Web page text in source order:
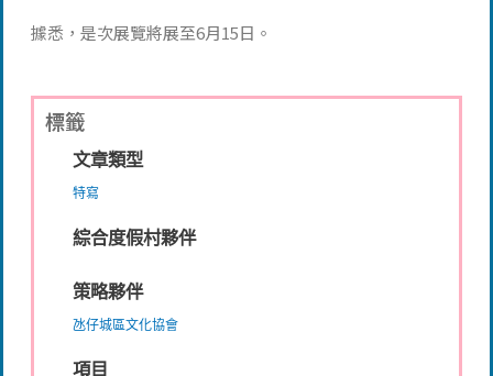
據悉，是次展覽將展至6月15日。
標籤
文章類型
特寫
綜合度假村夥伴
策略夥伴
氹仔城區文化協會
項目